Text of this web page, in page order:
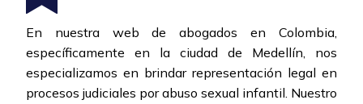
En nuestra web de abogados en Colombia,
específicamente en la ciudad de Medellín, nos
especializamos en brindar representación legal en
procesos judiciales por abuso sexual infantil. Nuestro